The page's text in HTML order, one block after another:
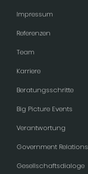
Referenzen
Team
Karriere
Beratungsschritte
Big Picture Events
Verantwortung
Impressum
Government Relations
Gesellschaftsdialoge